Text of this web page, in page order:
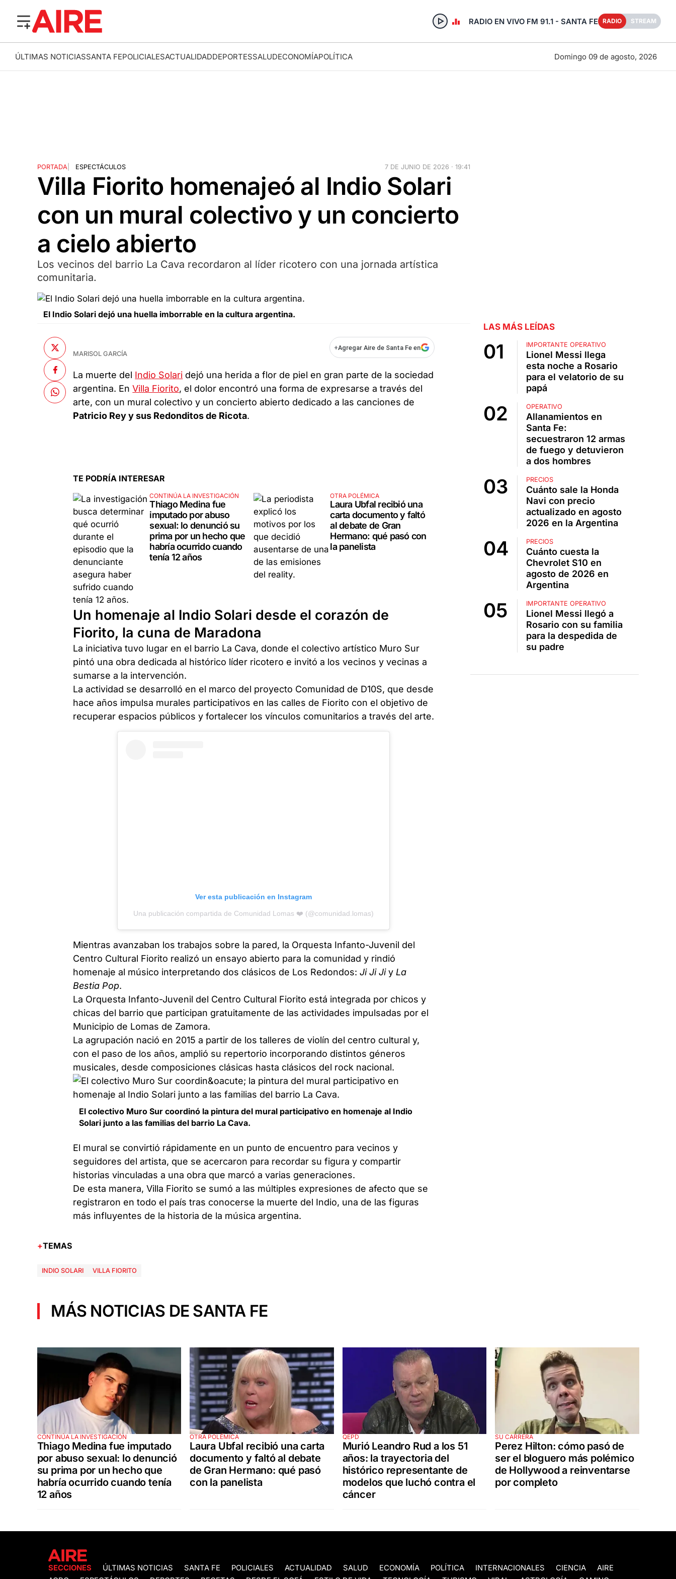
RADIO EN VIVO FM 91.1 - SANTA FE RADIO STREAM
ÚLTIMAS NOTICIASSANTA FEPOLICIALESACTUALIDADDEPORTESSALUDECONOMÍAPOLÍTICA Domingo 09 de agosto, 2026
PORTADA| ESPECTÁCULOS 7 DE JUNIO DE 2026 · 19:41
Villa Fiorito homenajeó al Indio Solari
con un mural colectivo y un concierto
a cielo abierto
Los vecinos del barrio La Cava recordaron al líder ricotero con una jornada artística
comunitaria.
El Indio Solari dejó una huella imborrable en la cultura argentina.
MARISOL GARCÍA
+Agregar Aire de Santa Fe en
La muerte del Indio Solari dejó una herida a flor de piel en gran parte de la sociedad
argentina. EnVilla Fiorito, el dolor encontró una forma de expresarse a través del
arte, con un mural colectivo y un concierto abierto dedicado a las canciones de
Patricio Rey y sus Redonditos de Ricota.
TE PODRÍA INTERESAR
CONTINÚA LA INVESTIGACIÓN
Thiago Medina fue
imputado por abuso
sexual: lo denunció su
prima por un hecho que
habría ocurrido cuando
tenía 12 años
OTRA POLÉMICA
Laura Ubfal recibió una
carta documento y faltó
al debate de Gran
Hermano: qué pasó con
la panelista
Un homenaje al Indio Solari desde el corazón de
Fiorito, la cuna de Maradona
La iniciativa tuvo lugar en el barrio La Cava, donde el colectivo artístico Muro Sur
pintó una obra dedicada al histórico líder ricotero e invitó a los vecinos y vecinas a
sumarse a la intervención.
La actividad se desarrolló en el marco del proyecto Comunidad de D10S, que desde
hace años impulsa murales participativos en las calles de Fiorito con el objetivo de
recuperar espacios públicos y fortalecer los vínculos comunitarios a través del arte.
Ver esta publicación en Instagram
Una publicación compartida de Comunidad Lomas ❤️ (@comunidad.lomas)
Mientras avanzaban los trabajos sobre la pared, la Orquesta Infanto-Juvenil del
Centro Cultural Fiorito realizó un ensayo abierto para la comunidad y rindió
homenaje al músico interpretando dos clásicos de Los Redondos: Ji Ji Jiy La
Bestia Pop.
La Orquesta Infanto-Juvenil del Centro Cultural Fiorito está integrada por chicos y
chicas del barrio que participan gratuitamente de las actividades impulsadas por el
Municipio de Lomas de Zamora.
La agrupación nació en 2015 a partir de los talleres de violín del centro cultural y,
con el paso de los años, amplió su repertorio incorporando distintos géneros
musicales, desde composiciones clásicas hasta clásicos del rock nacional.
El colectivo Muro Sur coordinó la pintura del mural participativo en homenaje al Indio
Solari junto a las familias del barrio La Cava.
El mural se convirtió rápidamente en un punto de encuentro para vecinos y
seguidores del artista, que se acercaron para recordar su figura y compartir
historias vinculadas a una obra que marcó a varias generaciones.
De esta manera, Villa Fiorito se sumó a las múltiples expresiones de afecto que se
registraron en todo el país tras conocerse la muerte del Indio, una de las figuras
más influyentes de la historia de la música argentina.
LAS MÁS LEÍDAS
IMPORTANTE OPERATIVO
Lionel Messi llega
esta noche a Rosario
para el velatorio de su
papá
OPERATIVO
Allanamientos en
Santa Fe:
secuestraron 12 armas
de fuego y detuvieron
a dos hombres
PRECIOS
Cuánto sale la Honda
Navi con precio
actualizado en agosto
2026 en la Argentina
PRECIOS
Cuánto cuesta la
Chevrolet S10 en
agosto de 2026 en
Argentina
IMPORTANTE OPERATIVO
Lionel Messi llegó a
Rosario con su familia
para la despedida de
su padre
TEMAS
INDIO SOLARI VILLA FIORITO
MÁS NOTICIAS DE SANTA FE
CONTINÚA LA INVESTIGACIÓN
Thiago Medina fue imputado
por abuso sexual: lo denunció
su prima por un hecho que
habría ocurrido cuando tenía
12 años
OTRA POLÉMICA
Laura Ubfal recibió una carta
documento y faltó al debate
de Gran Hermano: qué pasó
con la panelista
QEPD
Murió Leandro Rud a los 51
años: la trayectoria del
histórico representante de
modelos que luchó contra el
cáncer
SU CARRERA
Perez Hilton: cómo pasó de
ser el bloguero más polémico
de Hollywood a reinventarse
por completo
SECCIONES ÚLTIMAS NOTICIAS SANTA FE POLICIALES ACTUALIDAD SALUD ECONOMÍA POLÍTICA INTERNACIONALES CIENCIA
AIRE